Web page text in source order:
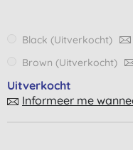
Black (Uitverkocht)
Brown (Uitverkocht)
Uitverkocht
Informeer me